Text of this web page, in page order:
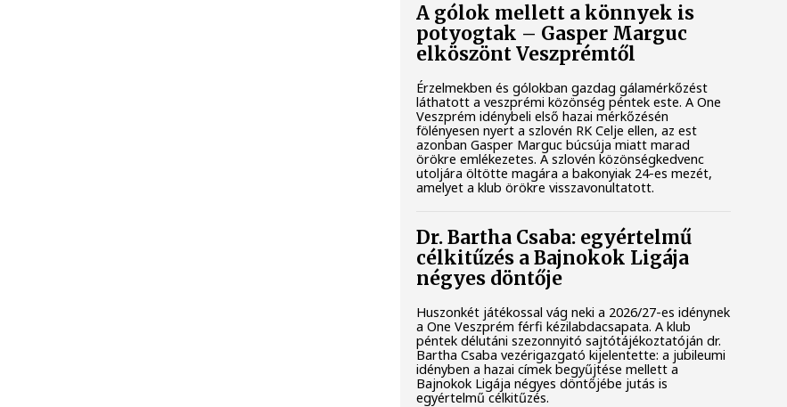
A gólok mellett a könnyek is
potyogtak – Gasper Marguc
elköszönt Veszprémtől
Érzelmekben és gólokban gazdag gálamérkőzést
láthatott a veszprémi közönség péntek este. A One
Veszprém idénybeli első hazai mérkőzésén
fölényesen nyert a szlovén RK Celje ellen, az est
azonban Gasper Marguc búcsúja miatt marad
örökre emlékezetes. A szlovén közönségkedvenc
utoljára öltötte magára a bakonyiak 24-es mezét,
amelyet a klub örökre visszavonultatott.
Dr. Bartha Csaba: egyértelmű
célkitűzés a Bajnokok Ligája
négyes döntője
Huszonkét játékossal vág neki a 2026/27-es idénynek
a One Veszprém férfi kézilabdacsapata. A klub
péntek délutáni szezonnyitó sajtótájékoztatóján dr.
Bartha Csaba vezérigazgató kijelentette: a jubileumi
idényben a hazai címek begyűjtése mellett a
Bajnokok Ligája négyes döntőjébe jutás is
egyértelmű célkitűzés.